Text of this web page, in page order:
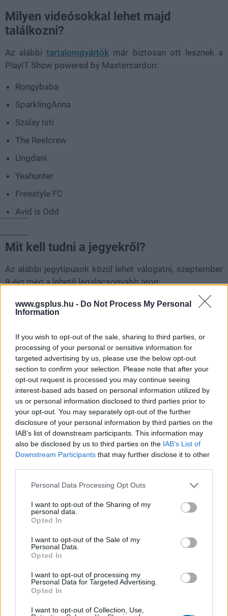
www.gsplus.hu - Do Not Process My Personal
Information
If you wish to opt-out of the sale, sharing to third parties, or
processing of your personal or sensitive information for
targeted advertising by us, please use the below opt-out
section to confirm your selection. Please note that after your
opt-out request is processed you may continue seeing
interest-based ads based on personal information utilized by
us or personal information disclosed to third parties prior to
your opt-out. You may separately opt-out of the further
disclosure of your personal information by third parties on the
IAB’s list of downstream participants. This information may
also be disclosed by us to third parties on the IAB’s List of
Downstream Participants that may further disclose it to other
Please note that this website/app uses one or more Google
not limited to your visit or usage behaviour. You may click to
grant or deny consent to Google and its third-party tags to
use your data for below specified purposes in below Google
consent section.
Personal Data Processing Opt Outs
I want to opt-out of the Sharing of my
personal data.
Opted In
I want to opt-out of the Sale of my
Personal Data.
Opted In
I want to opt-out of processing my
Personal Data for Targeted Advertising.
Opted In
I want to opt-out of Collection, Use,
Milyen videósokkal lehet majd
találkozni?
Az alábbitartalomgyártók már biztosan ott lesznek a
PlayIT Show powered by Mastercardon:
Rongybaba
SparklingAnna
Szalay Isti
The Reelcrew
Ungdani
Yeahunter
Freestyle FC
Avid is Odd
Mit kell tudni a jegyekről?
Az alábbi jegytípusok közül lehet válogatni, szeptember
9-éig még a lehető legalacsonyabb áron:
Normál jegy
Belépést biztosít a rendezvényre 10:00-tól.
Deluxe jegy
Belépést biztosít a rendezvényre 10:00-tól
Limitált PlayIT Deluxe ajándékcsomag, benne
kitűző, poszter, Deluxe pass, egérpad, bögre és 2
db loot kupon
Collector's jegy
Belépést biztosít a rendezvényre 9:00-tól, a nyitás
előtt egy órával
Belépés a MineShow rendezvényre további
PlayIT Collector's Limited Edition ajándékcsomag
bluetooth hangszóró, egérpad, 1500 Ft-os PlayIT
Shop kupon, 4 db loot kupon)
Egész napos belépés a Collector's zónába
Belépés a Snack büfébe.
A jegyárakrólitt találsz infót.
További kérdésed van?